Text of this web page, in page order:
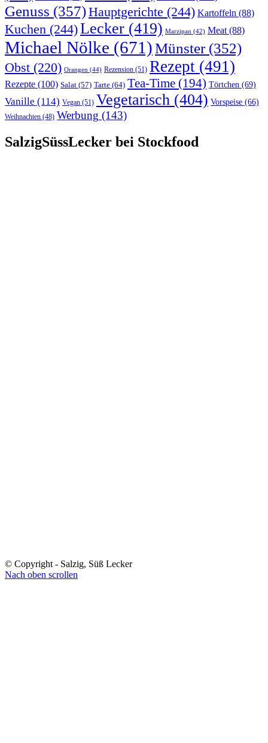
Genuss (357)Hauptgerichte (244) Kartoffeln (88)
Kuchen (244)Lecker (419) Marzipan (42) Meat(88)
Michael Nölke (671)Münster(352)
Obst (220) Orangen (44) Rezension (51) Rezept (491)
Rezepte (100) Salat (57) Tarte (64) Tea-Time (194) Törtchen (69)
Vanille (114) Vegan (51) Vegetarisch (404) Vorspeise (66)
Weihnachten (48) Werbung (143)
SalzigSüssLecker bei Stockfood
© Copyright - Salzig, Süß Lecker
Nach oben scrollen